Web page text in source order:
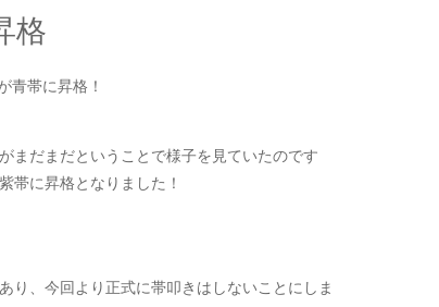
格
青帯に昇格！
まだまだということで様子を見ていたのです
帯に昇格となりました！
り、今回より正式に帯叩きはしないことにしま